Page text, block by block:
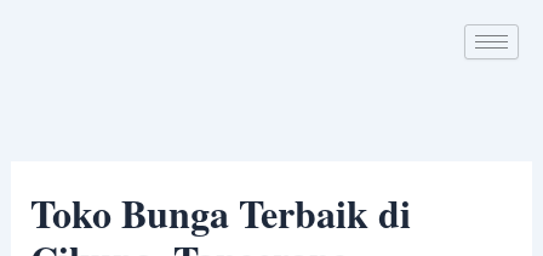
Toko Bunga Terbaik di